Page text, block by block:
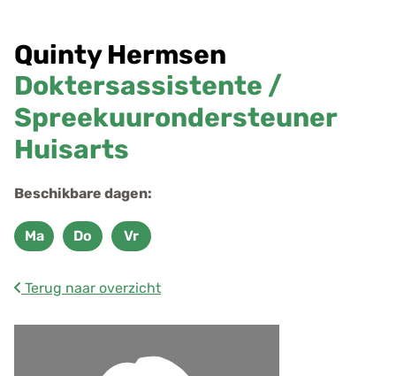
s
g
e
g
e
v
e
s
Quinty Hermsen
Doktersassistente /
Spreekuurondersteuner
Huisarts
Beschikbare dagen:
Maandag
Ma Donderdag
Do Vrijdag
Vr
Terug naar overzicht